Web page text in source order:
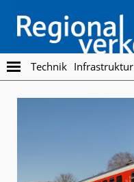
main
content
footer
Regionalverkehr
Die
Fachzeitschrift
Technik Infrastruktur